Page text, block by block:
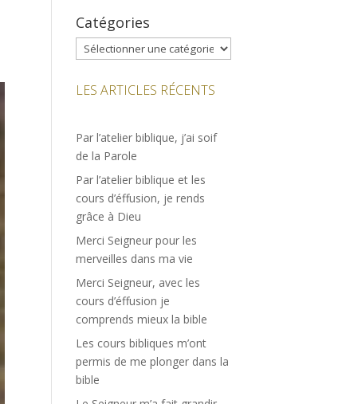
Catégories
Catégories
LES ARTICLES RÉCENTS
Par l’atelier biblique, j’ai soif
de la Parole
Par l’atelier biblique et les
cours d’éffusion, je rends
grâce à Dieu
Merci Seigneur pour les
merveilles dans ma vie
Merci Seigneur, avec les
cours d’éffusion je
comprends mieux la bible
Les cours bibliques m’ont
permis de me plonger dans la
bible